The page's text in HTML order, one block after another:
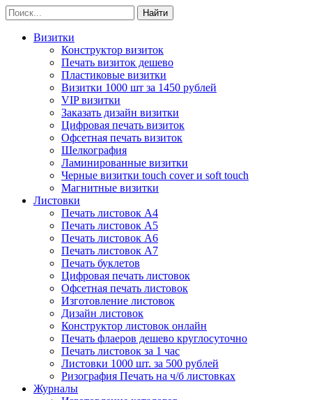
Визитки
Конструктор визиток
Печать визиток дешево
Пластиковые визитки
Визитки 1000 шт за 1450 рублей
VIP визитки
Заказать дизайн визитки
Цифровая печать визиток
Офсетная печать визиток
Шелкография
Ламинированные визитки
Черные визитки touch cover и soft touch
Магнитные визитки
Листовки
Печать листовок А4
Печать листовок А5
Печать листовок А6
Печать листовок А7
Печать буклетов
Цифровая печать листовок
Офсетная печать листовок
Изготовление листовок
Дизайн листовок
Конструктор листовок онлайн
Печать флаеров дешево круглосуточно
Печать листовок за 1 час
Листовки 1000 шт. за 500 рублей
Ризография Печать на ч/б листовках
Журналы